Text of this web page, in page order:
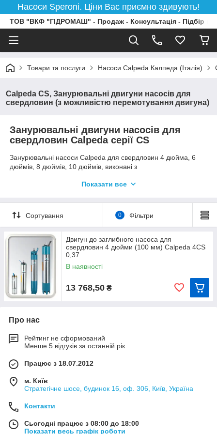
Насоси Speroni. Ціни Вас приємно здивують!
ТОВ "ВКФ "ГІДРОМАШ" - Продаж - Консультація - Підбір
Товари та послуги Насоси Calpeda Калпеда (Італія)
Calpeda CS, Занурювальні двигуни насосів для
свердловин (з можливістю перемотування двигуна)
Занурювальні двигуни насосів для
свердловин Calpeda серії CS
Занурювальні насоси Calpeda для свердловин 4 дюйма, 6
дюймів, 8 дюймів, 10 дюймів, виконані з
передові технології забезпечили високі надійність і міцність, а
проходять суворі випробування на різних стадіях
виробництва. Так само істотною перевагою можна вважати
те, що двигуна Calpeda CS свердловинних насосів
Конструкція:
Занурювальні двигуни діаметром 4, 6, 8 і 10 дюймів
виготовлені з використанням новітніх технологій і
високоякісних компонентів, які забезпечують високу
механічну міцність і надійність електричної частини.
Показати все
Сортування 0 Фільтри
Двигун до заглибного насоса для
свердловин 4 дюйми (100 мм) Calpeda 4CS
0,37
В наявності
13 768,50 ₴
Про нас
Рейтинг не сформований
Менше 5 відгуків за останній рік
Працює з 18.07.2012
м. Київ
Стратегічне шосе, будинок 16, оф. 306, Київ, Україна
Контакти
Сьогодні працює з 08:00 до 18:00
Показати весь графік роботи